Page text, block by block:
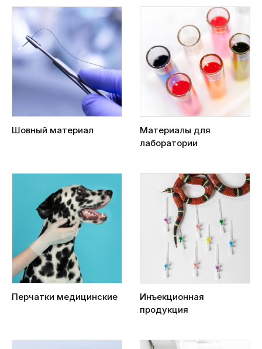
Шовный материал
Материалы для
лаборатории
Перчатки медицинские
Инъекционная
продукция